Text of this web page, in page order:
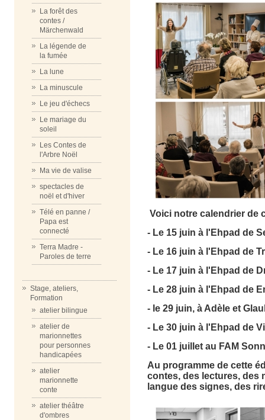
La forêt des
contes /
Märchenwald
La légende de
la fumée
La lune
La minuscule
Le jeu d'échecs
Le mariage du
soleil
Les Contes de
l'Arbre Noël
Ma vie de valise
spectacles de
noël et d'hiver
Télé en panne /
Papa est
connecté
Terra Madre -
Paroles de terre
Stage, ateliers,
Formation
atelier bilingue
atelier de
marionnettes
pour personnes
handicapées
atelier
marionnette
conte
atelier théâtre
d'ombres
Voici notre calendrier de
- Le 15 juin à l'Ehpad de
- Le 16 juin à l'Ehpad de
- Le 17 juin à l'Ehpad de
- Le 28 juin à l'Ehpad de
- le 29 juin, à Adèle et
- Le 30 juin à l'Ehpad de
- Le 01 juillet au FAM
Au programme de cette
contes, des lectures, des
langue des signes, des